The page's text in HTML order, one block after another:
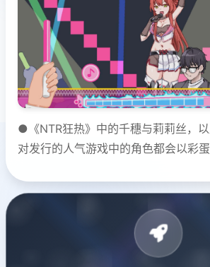
●《NTR狂热》中的千穗与莉莉丝，
对发行的人气游戏中的角色都会以彩蛋